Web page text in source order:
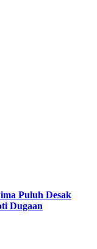
Puluh Desak
Dugaan